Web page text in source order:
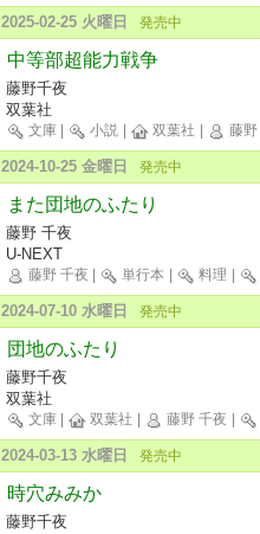
2025-02-25 火曜日 発売中
中等部超能力戦争
藤野千夜
双葉社
文庫 小説 双葉社 藤野
2024-10-25 金曜日 発売中
また団地のふたり
藤野 千夜
U-NEXT
藤野 千夜 単行本 料理
2024-07-10 水曜日 発売中
団地のふたり
藤野千夜
双葉社
文庫 双葉社 藤野 千夜
2024-03-13 水曜日 発売中
時穴みみか
藤野千夜